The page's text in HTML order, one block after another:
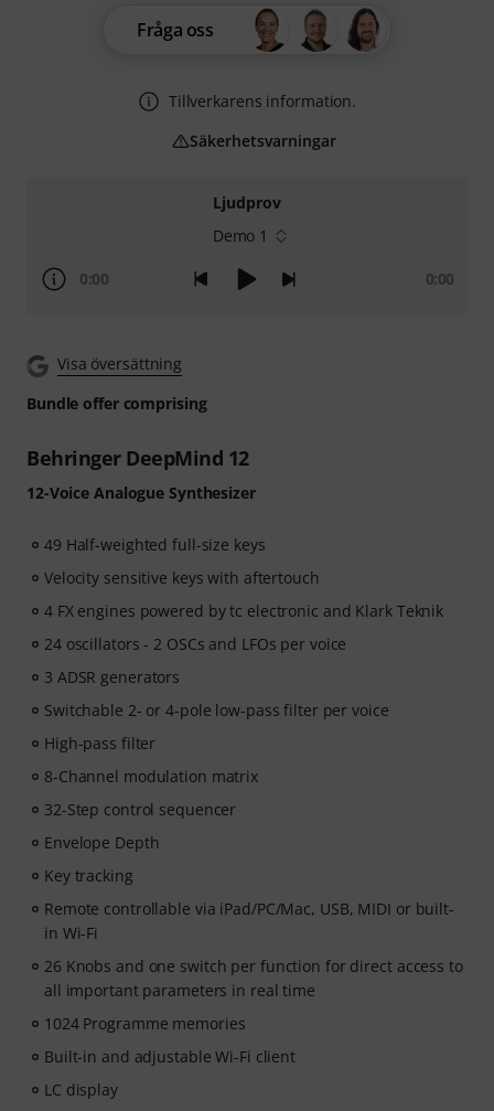
Ljudprov
Demo 1
0:00 0:00
Visa översättning
Bundle offer comprising
Behringer DeepMind 12
12-Voice Analogue Synthesizer
49 Half-weighted full-size keys
Velocity sensitive keys with aftertouch
4 FX engines powered by tc electronic and Klark Teknik
24 oscillators - 2 OSCs and LFOs per voice
3 ADSR generators
Switchable 2- or 4-pole low-pass filter per voice
High-pass filter
8-Channel modulation matrix
32-Step control sequencer
Envelope Depth
Key tracking
Remote controllable via iPad/PC/Mac, USB, MIDI or built-
in Wi-Fi
26 Knobs and one switch per function for direct access to
all important parameters in real time
1024 Programme memories
Built-in and adjustable Wi-Fi client
LC display
Fråga oss
Tillverkarens information.
Säkerhetsvarningar